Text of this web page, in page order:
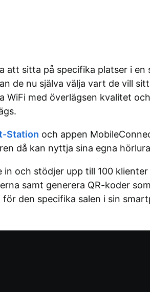
att sitta på specifika platser i
de nu själva välja vart de vill
WiFi med överlägsen kvalitet
Station och appen
då kan nyttja sina egna
och stödjer upp till 100
samt generera QR-koder
den specifika salen i sin